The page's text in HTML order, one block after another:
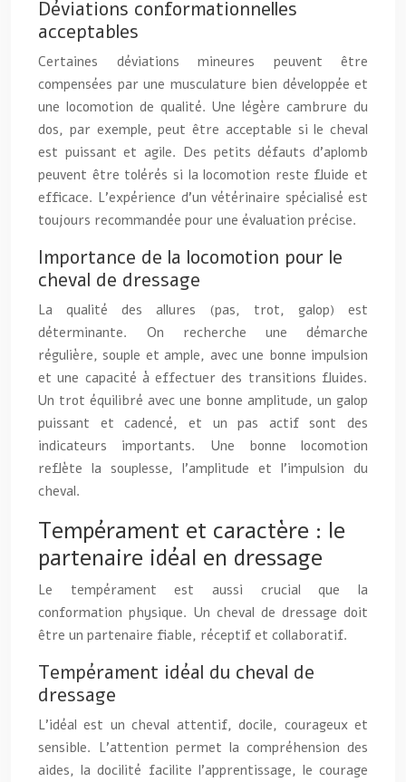
Déviations conformationnelles
acceptables
Certaines déviations mineures peuvent être
compensées par une musculature bien développée et
une locomotion de qualité. Une légère cambrure du
dos, par exemple, peut être acceptable si le cheval
est puissant et agile. Des petits défauts d’aplomb
peuvent être tolérés si la locomotion reste fluide et
efficace. L’expérience d’un vétérinaire spécialisé est
toujours recommandée pour une évaluation précise.
Importance de la locomotion pour le
cheval de dressage
La qualité des allures (pas, trot, galop) est
déterminante. On recherche une démarche
régulière, souple et ample, avec une bonne impulsion
et une capacité à effectuer des transitions fluides.
Un trot équilibré avec une bonne amplitude, un galop
puissant et cadencé, et un pas actif sont des
indicateurs importants. Une bonne locomotion
reflète la souplesse, l’amplitude et l’impulsion du
cheval.
Tempérament et caractère : le
partenaire idéal en dressage
Le tempérament est aussi crucial que la
conformation physique. Un cheval de dressage doit
être un partenaire fiable, réceptif et collaboratif.
Tempérament idéal du cheval de
dressage
L’idéal est un cheval attentif, docile, courageux et
sensible. L’attention permet la compréhension des
aides, la docilité facilite l’apprentissage, le courage